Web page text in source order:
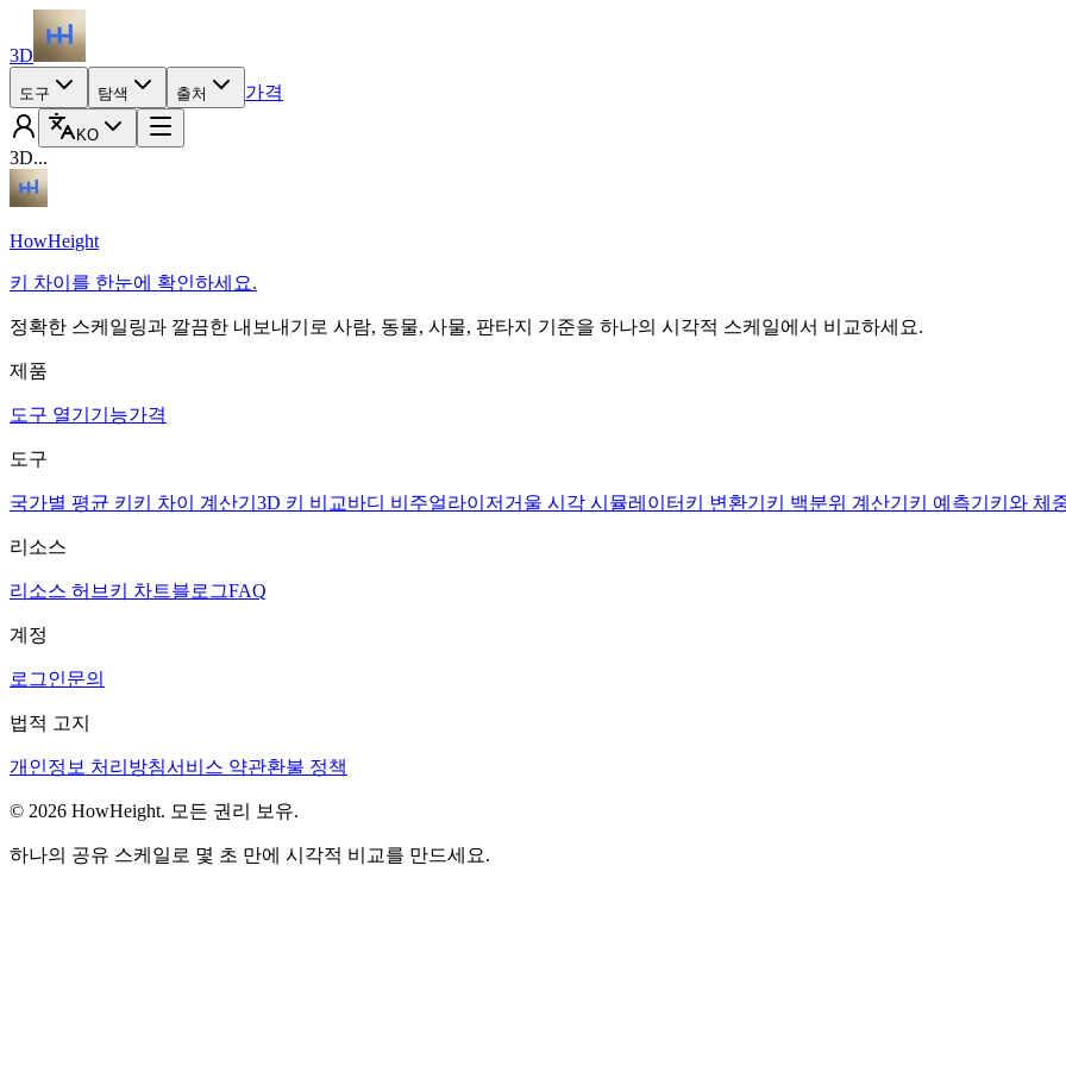
3D
도구 탐색 출처 가격
KO
3D...
HowHeight
키 차이를 한눈에 확인하세요.
정확한 스케일링과 깔끔한 내보내기로 사람, 동물, 사물, 판타지 기준을 하나의 시각적 스케일에서 비교하세요.
제품
도구 열기 기능가격
도구
국가별 평균 키 키 차이 계산기 3D 키 비교바디 비주얼라이저 거울 시각 시뮬레이터 키 변환기 키 백분위 계산기 키 예측기 키와 체
리소스
리소스 허브 키 차트블로그FAQ
계정
로그인문의
법적 고지
개인정보 처리방침서비스 약관환불 정책
© 2026 HowHeight. 모든 권리 보유.
하나의 공유 스케일로 몇 초 만에 시각적 비교를 만드세요.